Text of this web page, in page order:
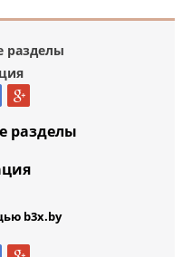
разделы
разделы
b3x.by